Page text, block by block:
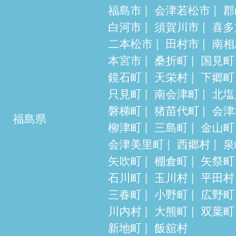
福島県
福島市 会津若松市
白河市
須賀川市 喜
二本松市
田村市 南
本宮市
桑折町 国見町
鏡石町
天栄村 下郷町
只見町
南会津町 北
磐梯町
猪苗代町 会
柳津町
三島町 金山町
会津美里町
西郷村
矢吹町
棚倉町 矢祭町
石川町
玉川村 平田村
三春町
小野町 広野町
川内村
大熊町 双葉町
新地町
飯舘村